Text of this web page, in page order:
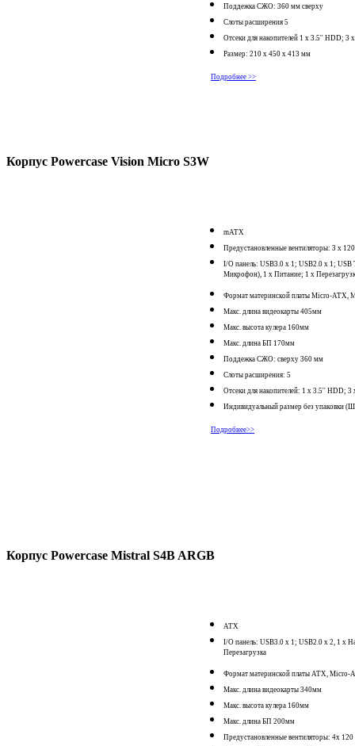
Поддежка СЖО: 360 мм сверху
Слоты расширения 5
Отсеки для накопителей 1 x 3.5'' HDD; 3
Размер: 210 x 450 x 413 мм
Подробнее >>
Корпус Powercase Vision Micro S3W
mATX
Предустановленные вентиляторы: 3 x
I/O панель: USB3.0 x 1; USB2.0 x 1;
Микрофон), 1 x Питание; 1 x
Формат материнской платы Micro-ATX,
Макс. длина видеокарты 405мм
Макс. высота кулера 160мм
Макс. длина БП 170мм
Поддежка СЖО: сверху 360 мм
Слоты расширения: 5
Отсеки для накопителей: 1 x 3.5'' HDD; 3
Индивидуальный размер без упаковки
Подробнее>>
Корпус Powercase Mistral S4B ARGB
ATX
I/O панель: USB3.0 x 1; USB2.0 x 2, 1 x
Перезагрузка
Формат материнской платы ATX,
Макс. длина видеокарты 340мм
Макс. высота кулера 160мм
Макс. длина БП 200мм
Предустановленные вентиляторы: 4x